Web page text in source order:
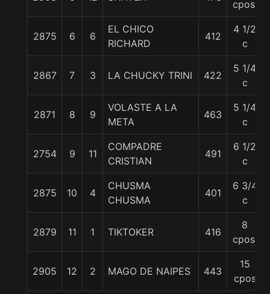
cpos.
2875 6 6
EL CHICO
RICHARD
412
4 1/2
c
2867 7 3 LA CHUCKY TRINI 422
5 1/4
c
2871 8 9
VOLASTE A LA
META
463
5 1/4
c
2754 9 11
COMPADRE
CRISTIAN
491
6 1/2
c
2875 10 4
CHUSMA
CHUSMA
401
6 3/4
c
2879 11 1 TIKTOKER 416
8
cpos.
2905 12 2 MAGO DE NAIPES 443
15
cpos